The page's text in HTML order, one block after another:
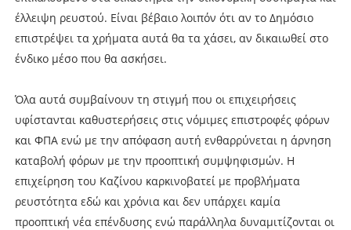
έλλειψη ρευστού. Είναι βέβαιο λοιπόν ότι αν το Δημόσιο
επιστρέψει τα χρήματα αυτά θα τα χάσει, αν δικαιωθεί στο
ένδικο μέσο που θα ασκήσει.
Όλα αυτά συμβαίνουν τη στιγμή που οι επιχειρήσεις
υφίστανται καθυστερήσεις στις νόμιμες επιστροφές φόρων
και ΦΠΑ ενώ με την απόφαση αυτή ενθαρρύνεται η άρνηση
καταβολή φόρων με την προοπτική συμψηφισμών. Η
επιχείρηση του Καζίνου καρκινοβατεί με προβλήματα
ρευστότητα εδώ και χρόνια και δεν υπάρχει καμία
προοπτική νέα επένδυσης ενώ παράλληλα δυναμιτίζονται οι